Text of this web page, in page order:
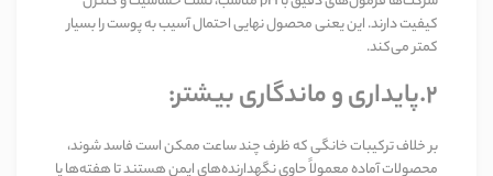
کیفیت دارند. این یعنی محصول نهایی احتمال آسیب به پوست را بسیار
کمتر می‌کند.
2.پایداری و ماندگاری بیشتر :
بر خلاف ترکیبات خانگی که ظرف چند ساعت ممکن است فاسد شوند،
محصولات آماده معمولاً حاوی نگهدارنده‌های ایمن هستند تا هفته‌ها یا